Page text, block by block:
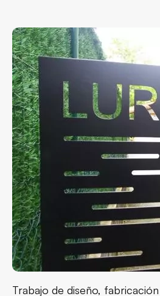
Trabajo de diseño,